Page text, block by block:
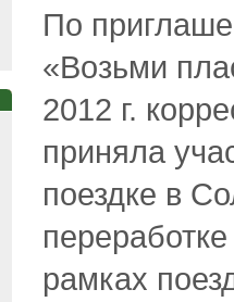
По
«Возьми
2012 г.
приняла
поездке в
рамках